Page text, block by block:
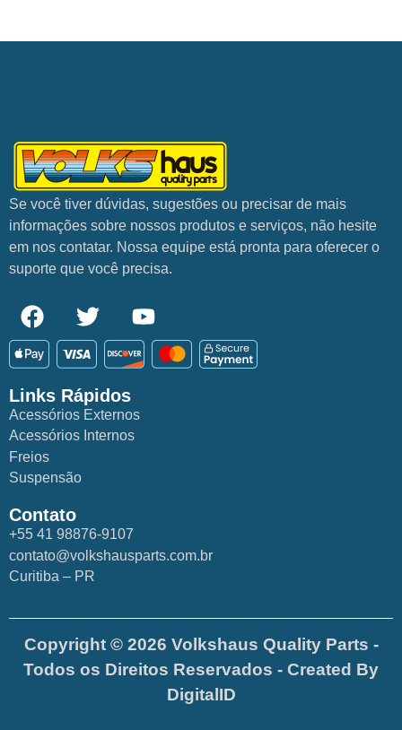
Se você tiver dúvidas, sugestões ou precisar de mais
informações sobre nossos produtos e serviços, não hesite
em nos contatar. Nossa equipe está pronta para oferecer o
suporte que você precisa.
Links Rápidos
Acessórios Externos
Acessórios Internos
Freios
Suspensão
Contato
+55 41 98876-9107
contato@volkshausparts.com.br
Curitiba – PR
Copyright © 2026 Volkshaus Quality Parts -
Todos os Direitos Reservados - Created By
DigitalID